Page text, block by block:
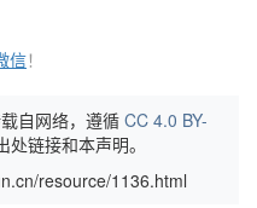
信！
自网络，遵循 CC 4.0 BY-
链接和本声明。
resource/1136.html